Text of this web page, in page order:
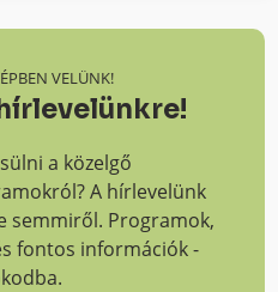
VELÜNK!
a közelgő
A hírlevelünk
semmiről. Programok,
fontos információk -